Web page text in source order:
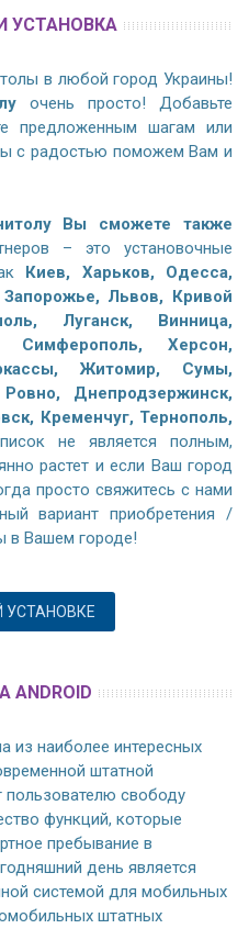
УСТАНОВКА
в любой город Украины!
очень просто! Добавьте
предложенным шагам или
с радостью поможем Вам и
Вы сможете также
– это установочные
Киев, Харьков, Одесса,
Львов, Кривой
Луганск, Винница,
Симферополь, Херсон,
Житомир, Сумы,
Днепродзержинск,
Кременчуг, Тернополь,
не является полным,
растет и если Ваш город
просто свяжитесь с нами
вариант приобретения /
в Вашем городе!
УСТАНОВКЕ
из наиболее интересных
штатной
пользователю свободу
функций, которые
пребывание в
день является
системой для мобильных
штатных